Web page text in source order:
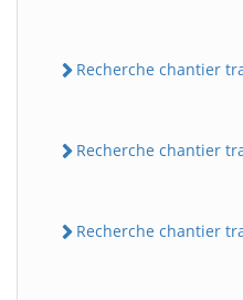
Recherche chantier
Recherche chantier
Recherche chantier